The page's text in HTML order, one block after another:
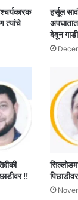
त्यांचे
हर्सूल
देवून
!!